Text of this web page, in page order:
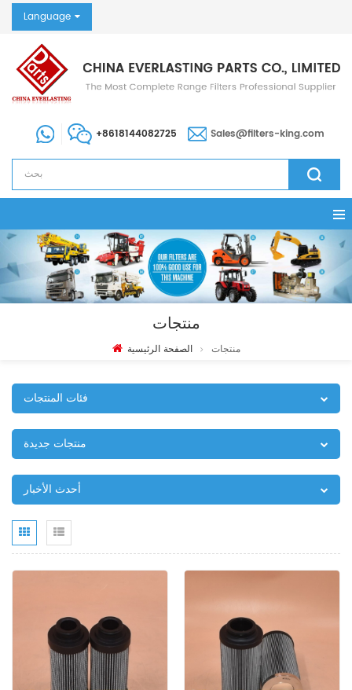
Language
+8618144082725 Sales@filters-king.com
منتجات
الصفحة الرئيسية منتجات
فئات المنتجات
منتجات جديدة
أحدث الأخبار